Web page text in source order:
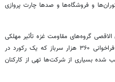
و فروشگاه‌ها و صدها چارت پروازی
الاقصی گروه‌های مقاومت غزه تأثیر مهلکی
بر نیروهای ذخیره ارتش گذاشته و با فراخوانی ۳۶۰ هزار سرباز که یک رکورد در
بسیاری از شرکت‌ها تهی از کارکنان